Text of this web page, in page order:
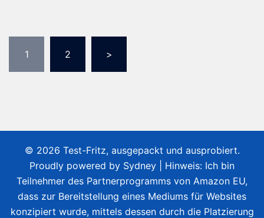
der
Beiträge
1 2 >
© 2026 Test-Fritz, ausgepackt und ausprobiert.
Proudly powered by Sydney | Hinweis: Ich bin
Teilnehmer des Partnerprogramms von Amazon EU,
dass zur Bereitstellung eines Mediums für Websites
konzipiert wurde, mittels dessen durch die Platzierung